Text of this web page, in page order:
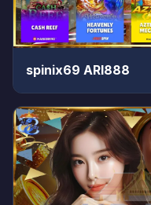
spinix69 ARI888